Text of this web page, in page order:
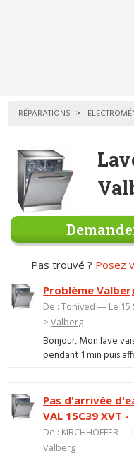
RÉPARATIONS
Pas trouvé ? Posez
Problème
De : Tonived — Le
>Valberg
Bonjour, Mon lave
pendant 1 min puis
Pas d'arrivée
VAL 15C39 XVT -
De : KIRCHHOFFER
Valberg